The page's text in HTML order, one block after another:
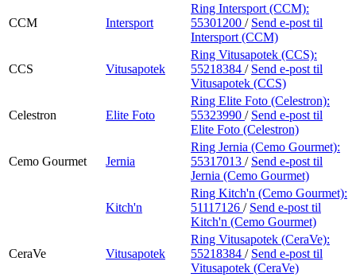
CCM Intersport
Ring Intersport (CCM):
55301200 / Send e-post til
Intersport (CCM)
CCS Vitusapotek
Ring Vitusapotek (CCS):
55218384 / Send e-post til
Vitusapotek (CCS)
Celestron Elite Foto
Ring Elite Foto (Celestron):
55323990 / Send e-post til
Elite Foto (Celestron)
Cemo Gourmet Jernia
Ring Jernia (Cemo Gourmet):
55317013 / Send e-post til
Jernia (Cemo Gourmet)
Kitch'n
Ring Kitch'n (Cemo Gourmet):
51117126 / Send e-post til
Kitch'n (Cemo Gourmet)
CeraVe Vitusapotek
Ring Vitusapotek (CeraVe):
55218384 / Send e-post til
Vitusapotek (CeraVe)